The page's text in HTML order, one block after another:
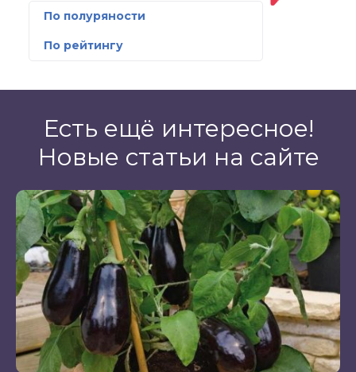
По полуряности
По рейтингу
Есть ещё интересное!
Новые статьи на сайте